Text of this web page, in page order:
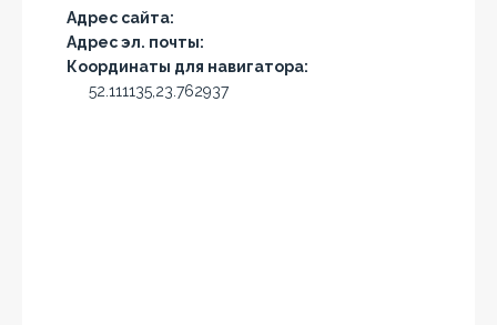
Адрес сайта:
Адрес эл. почты:
Координаты для навигатора:
52.111135,23.762937